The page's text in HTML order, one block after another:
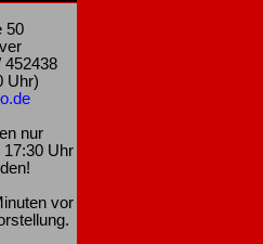
50
452438
Uhr)
nur
17:30 Uhr
vor